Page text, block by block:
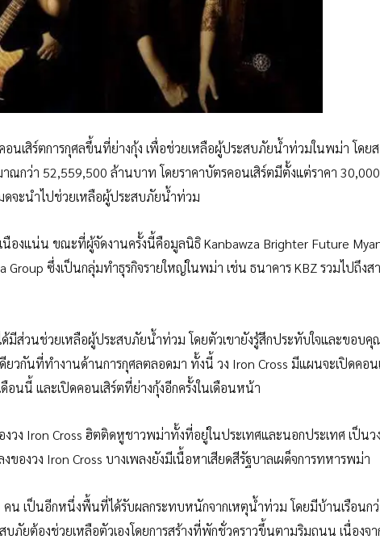
นเสิร์ตการกุศลขึ้นที่ย่างกุ้ง เพื่อช่วยเหลือผู้ประสบภัยน้ำท่วมในพม่า โดย
กว่า 52,559,500 ล้านบาท โดยราคาบัตรคอนเสิร์ตมีตั้งแต่ราคา
จะนำไปช่วยเหลือผู้ประสบภัยน้ำท่วม
นืองแน่น ขณะที่ผู้จัดงานครั้งนี้คือมูลนิธิ Kanbawza Brighter Future
Group ซึ่งเป็นกลุ่มทำธุรกิจรายใหญ่ในพม่า เช่น ธนาคาร KBZ รวมไปถึงส
ด้มีส่วนช่วยเหลือผู้ประสบภัยน้ำท่วม โดยตัวเขายังรู้สึกประทับใจและขอบ
วกันที่ทำงานด้านการกุศลตลอดมา ทั้งนี้ วง Iron Cross มีแผนจะเปิดคอน
อนนี้ และเปิดคอนเสิร์ตที่ย่างกุ้งอีกครั้งในเดือนหน้า
ง Iron Cross ฮิตติดหูชาวพม่าทั้งที่อยู่ในประเทศและนอกประเทศ เป็นว
องวง Iron Cross บางเพลงยังมีเนื้อหาเสียดสีรัฐบาลเผด็จการทหารพม่า
คน เป็นอีกหนึ่งพื้นที่ได้รับผลกระทบหนักจากเหตุน้ำท่วม โดยมีบ้านเรือนก
ภัยต้องช่วยเหลือตัวเองโดยการสร้างที่พักชั่วคราวขึ้นตามริมถนน เนื่องจ